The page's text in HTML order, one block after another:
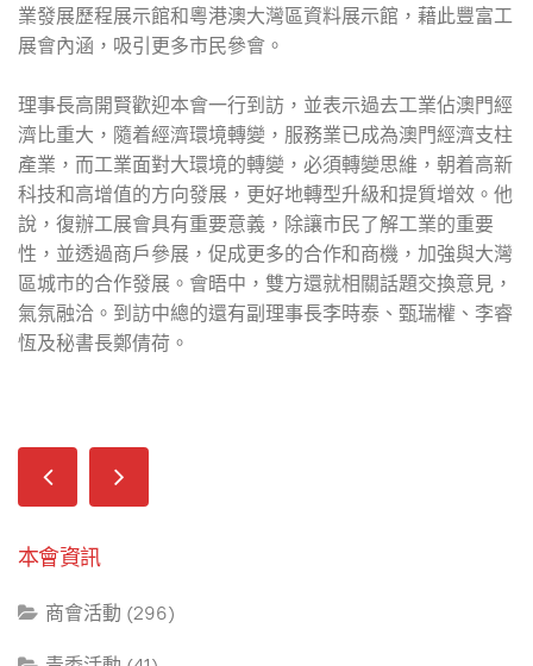
業發展歷程展示館和粵港澳大灣區資料展示館，藉此豐富工
展會內涵，吸引更多市民參會。
理事長高開賢歡迎本會一行到訪，並表示過去工業佔澳門經
濟比重大，隨着經濟環境轉變，服務業已成為澳門經濟支柱
產業，而工業面對大環境的轉變，必須轉變思維，朝着高新
科技和高增值的方向發展，更好地轉型升級和提質增效。他
說，復辦工展會具有重要意義，除讓市民了解工業的重要
性，並透過商戶參展，促成更多的合作和商機，加強與大灣
區城市的合作發展。會晤中，雙方還就相關話題交換意見，
氣氛融洽。到訪中總的還有副理事長李時泰、甄瑞權、李睿
恆及秘書長鄭倩荷。
本會資訊
商會活動 (296)